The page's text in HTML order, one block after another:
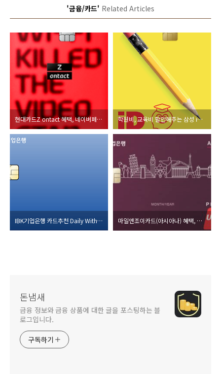
'금융/카드' Related Articles
현대카드Z ontact 혜택, 네이버페이, 넷플릭스, 쿠팡 로켓와우 할인 총 정리 학원비, 교육비 할인해주는 삼성 iD EDU 카드 혜택, 할인율 총 정리
IBK기업은행 카드추천 Daily With(데일리위드)카드 캐시백 총 정리 마일앤조이카드(아시아나) 혜택, 라운지, 마일리지 총 정리
돈냄새
금융 정보와 금융 상품에 대한 글을 포스팅하는 블
로그입니다.
구독하기